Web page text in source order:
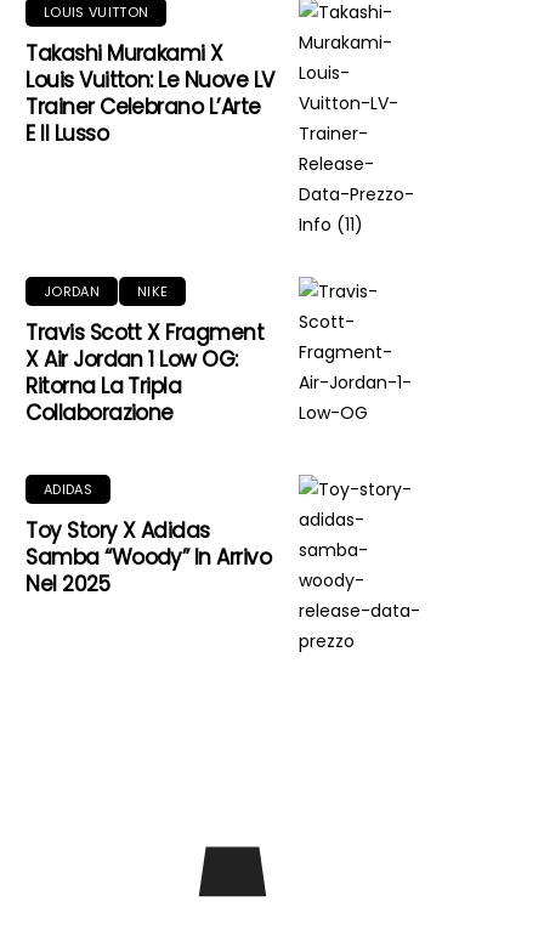
LOUIS VUITTON
Takashi Murakami X
Louis Vuitton: Le Nuove LV
Trainer Celebrano L’Arte
E Il Lusso
JORDAN NIKE
Travis Scott X Fragment
X Air Jordan 1 Low OG:
Ritorna La Tripla
Collaborazione
ADIDAS
Toy Story X Adidas
Samba “Woody” In Arrivo
Nel 2025